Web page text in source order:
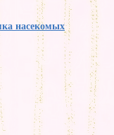
насекомых